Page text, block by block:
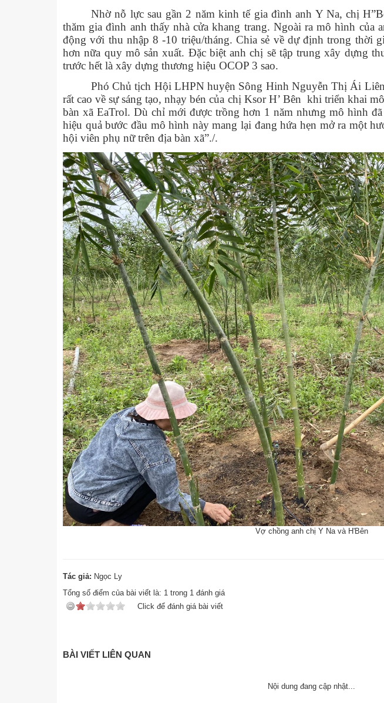
Nhờ nỗ lực sau gần 2 năm kinh tế gia đình anh Y Na, chị
thăm gia đình anh thấy nhà cửa khang trang. Ngoài ra mô hình của
động với thu nhập 8 -10 triệu/tháng. Chia sẻ về dự định trong thời
hơn nữa quy mô sản xuất. Đặc biệt anh chị sẽ tập trung xây dựng
trước hết là xây dựng thương hiệu OCOP 3 sao.
Phó Chủ tịch Hội LHPN huyện Sông Hinh Nguyễn Thị Ái
rất cao về sự sáng tạo, nhạy bén của chị Ksor H’ Bên khi triển khai
bàn xã EaTrol. Dù chỉ mới được trồng hơn 1 năm nhưng mô hình
hiệu quả bước đầu mô hình này mang lại đang hứa hẹn mở ra một
hội viên phụ nữ trên địa bàn xã”./.
Vợ chồng anh chị Y Na và H'Bên
Tác giả: Ngọc Ly
Tổng số điểm của bài viết là: 1 trong 1 đánh giá
Click để đánh giá bài viết
BÀI VIẾT LIÊN QUAN
Nội dung đang cập nhật...